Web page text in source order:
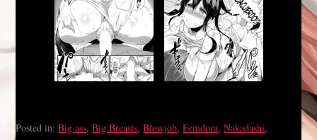
Posted in:Big ass,Big Breasts,Blowjob,Femdom,Nakadashi,